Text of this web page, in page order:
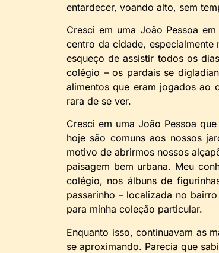
entardecer, voando alto, sem
Cresci em uma João Pessoa
centro da cidade, especialmente
esqueço de assistir todos os
colégio – os pardais se
alimentos que eram jogados ao
rara de se ver.
Cresci em uma João Pessoa
hoje são comuns aos nossos
motivo de abrirmos nossos
paisagem bem urbana. Meu
colégio, nos álbuns de
passarinho – localizada no
para minha coleção particular.
Enquanto isso, continuavam as
se aproximando. Parecia que